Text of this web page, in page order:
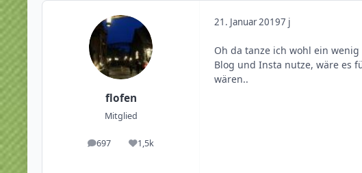
flofen
Mitglied
697
Beiträge 1,5k
Reputation
21. Januar 20197 j
Oh da tanze ich wohl ein
Blog und Insta nutze, wäre es
wären..